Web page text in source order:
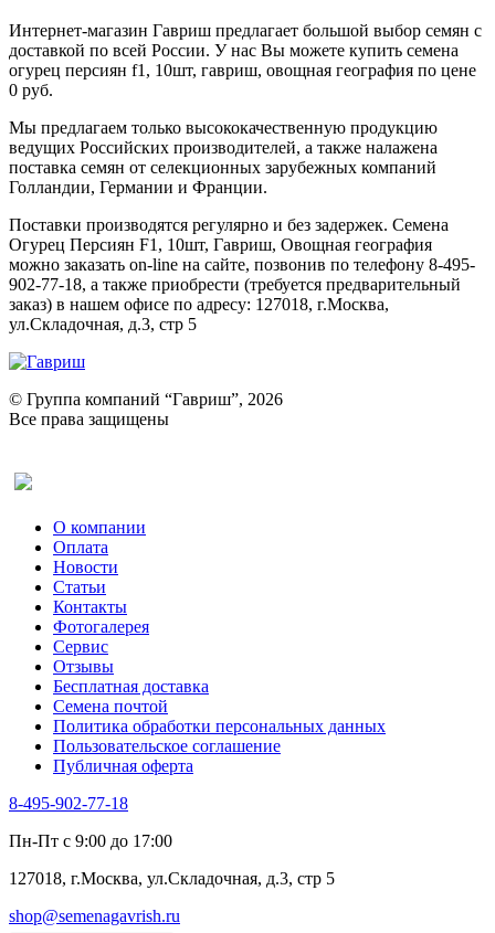
Интернет-магазин Гавриш предлагает большой выбор семян с
доставкой по всей России. У нас Вы можете купить семена
огурец персиян f1, 10шт, гавриш, овощная география по цене
0 руб.
Мы предлагаем только высококачественную продукцию
ведущих Российских производителей, а также налажена
поставка семян от селекционных зарубежных компаний
Голландии, Германии и Франции.
Поставки производятся регулярно и без задержек. Семена
Огурец Персиян F1, 10шт, Гавриш, Овощная география
можно заказать on-line на сайте, позвонив по телефону 8-495-
902-77-18, а также приобрести (требуется предварительный
заказ) в нашем офисе по адресу: 127018, г.Москва,
ул.Складочная, д.3, стр 5
© Группа компаний “Гавриш”, 2026
Все права защищены
О компании
Оплата
Новости
Статьи
Контакты
Фотогалерея​
Сервис
Отзывы
Бесплатная доставка
Семена почтой
Политика обработки персональных данных
Пользовательское соглашение
Публичная оферта
8-495-902-77-18
Пн-Пт с 9:00 до 17:00
127018, г.Москва, ул.Складочная, д.3, стр 5
shop@semenagavrish.ru